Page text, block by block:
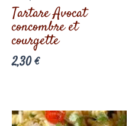
Tartare Avocat
concombre et
courgette
2,30€